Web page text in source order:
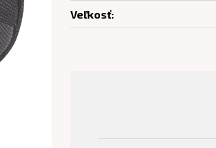
Veľkosť: